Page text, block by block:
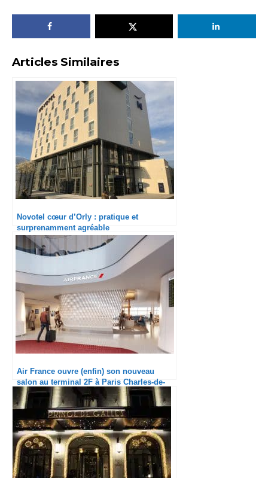
Articles Similaires
Novotel cœur d’Orly : pratique et
surprenamment agréable
Air France ouvre (enfin) son nouveau
salon au terminal 2F à Paris Charles-de-
Gaulle